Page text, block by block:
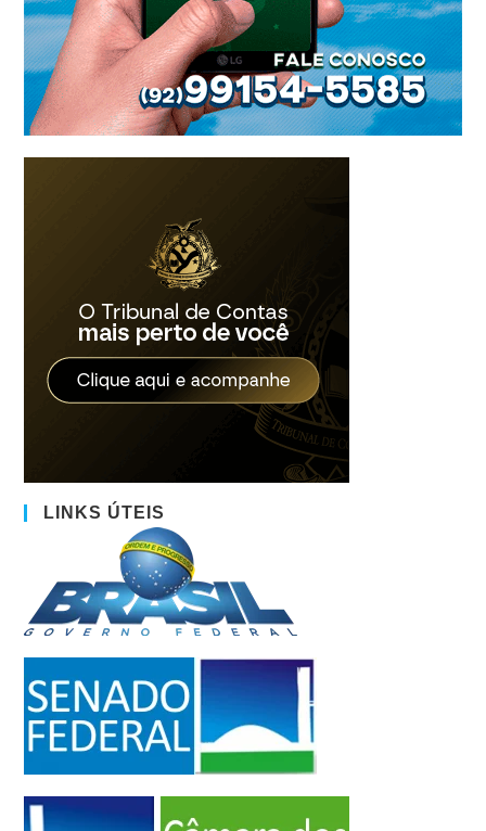
LINKS ÚTEIS